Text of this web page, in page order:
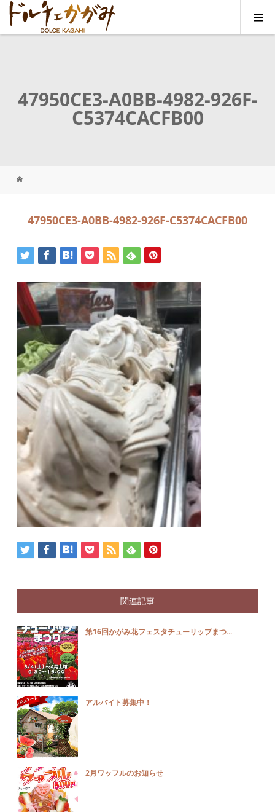
47950CE3-A0BB-4982-926F-
C5374CACFB00
47950CE3-A0BB-4982-926F-C5374CACFB00
関連記事
第16回かがみ花フェスタチューリップまつ...
アルバイト募集中！
2月ワッフルのお知らせ